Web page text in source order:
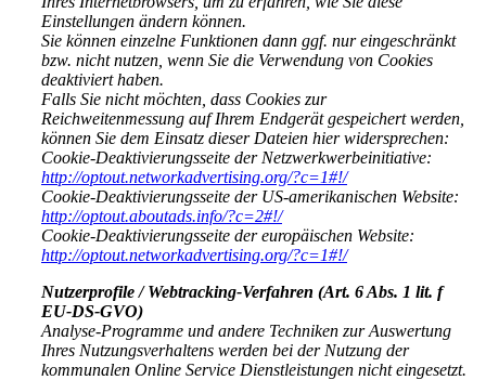
Einstellungen ändern können.
Sie können einzelne Funktionen dann ggf. nur eingeschränkt
bzw. nicht nutzen, wenn Sie die Verwendung von Cookies
deaktiviert haben.
Falls Sie nicht möchten, dass Cookies zur
Reichweitenmessung auf Ihrem Endgerät gespeichert werden,
können Sie dem Einsatz dieser Dateien hier widersprechen:
Cookie-Deaktivierungsseite der Netzwerkwerbeinitiative:
http://optout.networkadvertising.org/?c=1#!/
Cookie-Deaktivierungsseite der US-amerikanischen Website:
http://optout.aboutads.info/?c=2#!/
Cookie-Deaktivierungsseite der europäischen Website:
http://optout.networkadvertising.org/?c=1#!/
Nutzerprofile / Webtracking-Verfahren (Art. 6 Abs. 1 lit. f
EU-DS-GVO)
Analyse-Programme und andere Techniken zur Auswertung
Ihres Nutzungsverhaltens werden bei der Nutzung der
kommunalen Online Service Dienstleistungen nicht eingesetzt.